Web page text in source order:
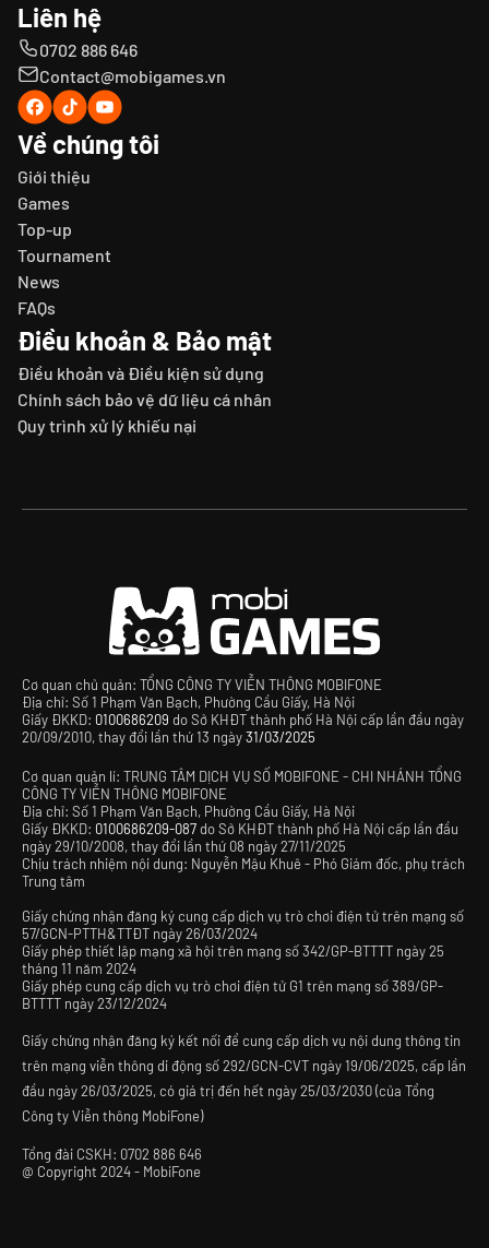
Liên hệ
0702 886 646
Contact@mobigames.vn
Về chúng tôi
Giới thiệu
Games
Top-up
Tournament
News
FAQs
Điều khoản & Bảo mật
Điều khoản và Điều kiện sử dụng
Chính sách bảo vệ dữ liệu cá nhân
Quy trình xử lý khiếu nại
Cơ quan chủ quản: TỔNG CÔNG TY VIỄN THÔNG MOBIFONE
Địa chỉ: Số 1 Phạm Văn Bạch, Phường Cầu Giấy, Hà Nội
Giấy ĐKKD: 0100686209 do Sở KHĐT thành phố Hà Nội cấp lần đầu ngày
20/09/2010, thay đổi lần thứ 13 ngày31/03/2025
Cơ quan quản lí: TRUNG TÂM DỊCH VỤ SỐ MOBIFONE - CHI NHÁNH TỔNG
CÔNG TY VIỄN THÔNG MOBIFONE
Địa chỉ: Số 1 Phạm Văn Bạch, Phường Cầu Giấy, Hà Nội
Giấy ĐKKD: 0100686209-087do Sở KHĐT thành phố Hà Nội cấp lần đầu
ngày 29/10/2008, thay đổi lần thứ 08 ngày 27/11/2025
Chịu trách nhiệm nội dung: Nguyễn Mậu Khuê - Phó Giám đốc, phụ trách
Trung tâm
Giấy chứng nhận đăng ký cung cấp dịch vụ trò chơi điện tử trên mạng số
57/GCN-PTTH&TTĐT ngày 26/03/2024
Giấy phép thiết lập mạng xã hội trên mạng số 342/GP-BTTTT ngày 25
tháng 11 năm 2024
Giấy phép cung cấp dịch vụ trò chơi điện tử G1 trên mạng số 389/GP-
BTTTT ngày 23/12/2024
Giấy chứng nhận đăng ký kết nối để cung cấp dịch vụ nội dung thông tin
trên mạng viễn thông di động số 292/GCN-CVT ngày 19/06/2025, cấp lần
đầu ngày 26/03/2025, có giá trị đến hết ngày 25/03/2030 (của Tổng
Công ty Viễn thông MobiFone)
Tổng đài CSKH: 0702 886 646
@ Copyright 2024 - MobiFone